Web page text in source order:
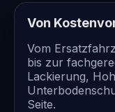
Von
Vom
bis zur
Lackierung,
Seite.